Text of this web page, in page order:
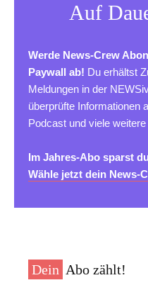
Auf
Werde News-Crew
Paywall ab! Du erhältst
Meldungen in der
überprüfte Informationen
Podcast und viele weitere
Im Jahres-Abo sparst
Wähle jetzt dein News-
Dein Abo zählt!